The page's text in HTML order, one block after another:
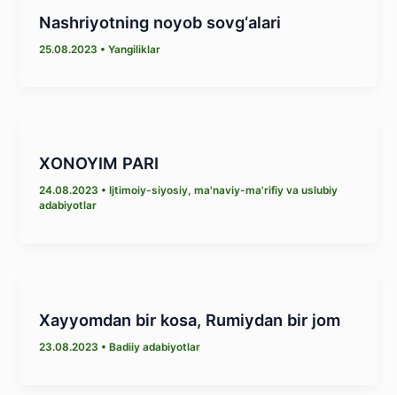
Nashriyotning noyob sovg‘alari
25.08.2023 •Yangiliklar
XONOYIM PARI
24.08.2023 • Ijtimoiy-siyosiy, ma'naviy-ma'rifiy va uslubiy
adabiyotlar
Xayyomdan bir kosa, Rumiydan bir jom
23.08.2023 • Badiiy adabiyotlar